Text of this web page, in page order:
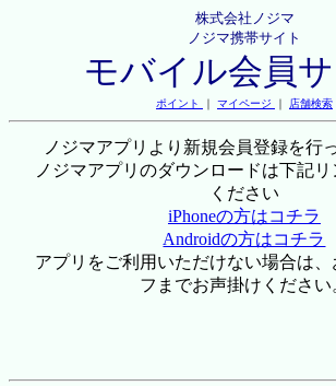
株式会社ノジマ
ノジマ携帯サイト
モバイル会員
ポイント ｜ マイページ ｜ 店舗検索
ノジマアプリより新規会員登録を行
ノジマアプリのダウンロードは下記
ください
iPhoneの方はコチラ
Androidの方はコチラ
アプリをご利用いただけない場合は
フまでお声掛けください